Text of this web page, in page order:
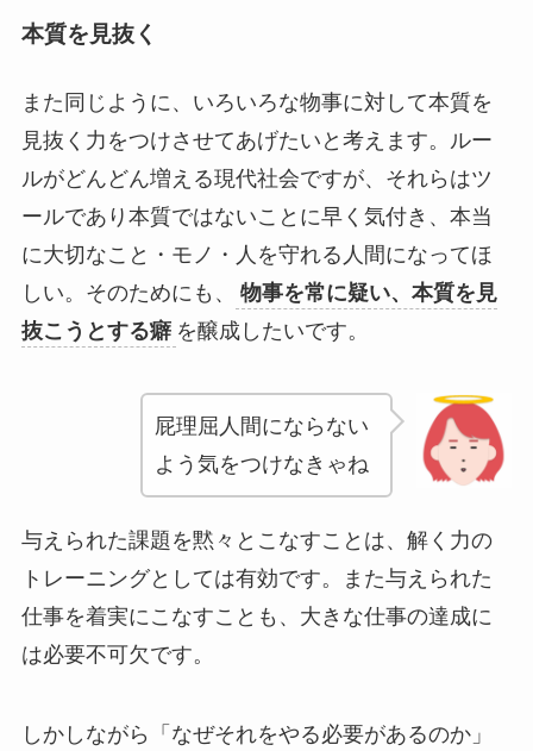
本質を見抜く
また同じように、いろいろな物事に対して本質を
見抜く力をつけさせてあげたいと考えます。ルー
ルがどんどん増える現代社会ですが、それらはツ
ールであり本質ではないことに早く気付き、本当
に大切なこと・モノ・人を守れる人間になってほ
しい。そのためにも、
物事を常に疑い、本質を見
抜こうとする癖 を醸成したいです。
屁理屈人間にならない
よう気をつけなきゃね
与えられた課題を黙々とこなすことは、解く力の
トレーニングとしては有効です。また与えられた
仕事を着実にこなすことも、大きな仕事の達成に
は必要不可欠です。
しかしながら「なぜそれをやる必要があるのか」